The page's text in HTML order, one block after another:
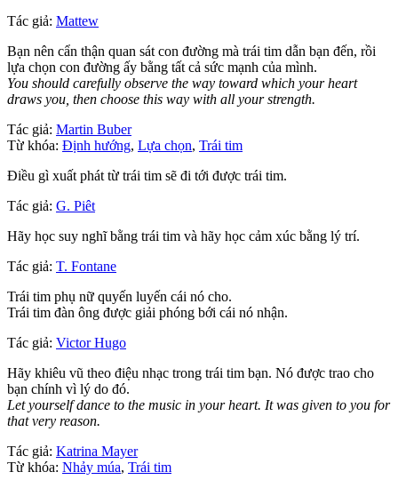
Tác giả: Mattew
Bạn nên cẩn thận quan sát con đường mà trái tim dẫn bạn đến, rồi
lựa chọn con đường ấy bằng tất cả sức mạnh của mình.
You should carefully observe the way toward which your heart
draws you, then choose this way with all your strength.
Tác giả: Martin Buber
Từ khóa: Định hướng, Lựa chọn, Trái tim
Điều gì xuất phát từ trái tim sẽ đi tới được trái tim.
Tác giả: G. Piêt
Hãy học suy nghĩ bằng trái tim và hãy học cảm xúc bằng lý trí.
Tác giả: T. Fontane
Trái tim phụ nữ quyến luyến cái nó cho.
Trái tim đàn ông được giải phóng bới cái nó nhận.
Tác giả: Victor Hugo
Hãy khiêu vũ theo điệu nhạc trong trái tim bạn. Nó được trao cho
bạn chính vì lý do đó.
Let yourself dance to the music in your heart. It was given to you for
that very reason.
Tác giả: Katrina Mayer
Từ khóa: Nhảy múa, Trái tim